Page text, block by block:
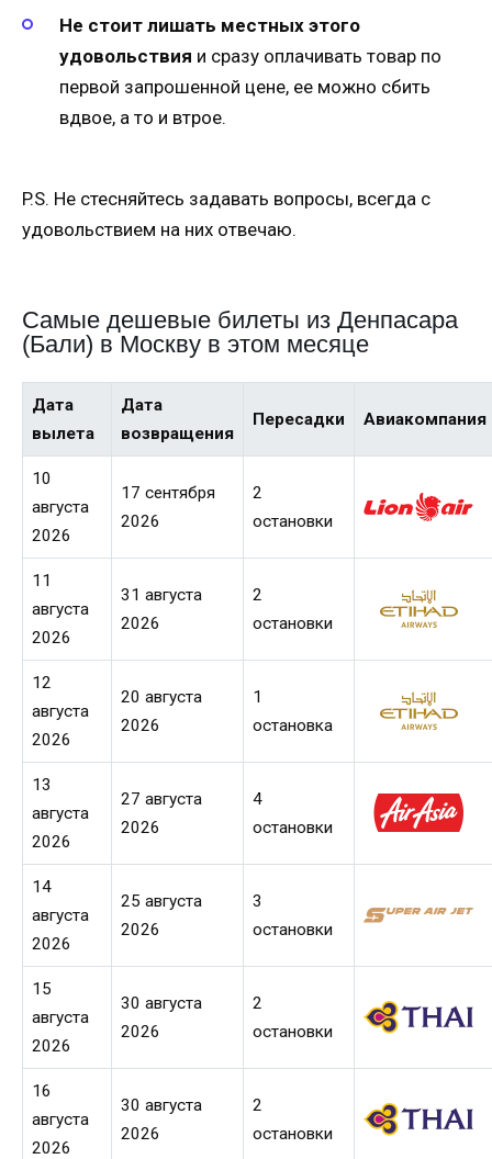
Не стоит лишать местных этого
удовольствия и сразу оплачивать товар по
первой запрошенной цене, ее можно сбить
вдвое, а то и втрое.
P.S. Не стесняйтесь задавать вопросы, всегда с
удовольствием на них отвечаю.
Самые дешевые билеты из Денпасара
(Бали) в Москву в этом месяце
Дата
вылета
Дата
возвращения
Пересадки Авиакомпания
10
августа
2026
17 сентября
2026
2
остановки
11
августа
2026
31 августа
2026
2
остановки
12
августа
2026
20 августа
2026
1
остановка
13
августа
2026
27 августа
2026
4
остановки
14
августа
2026
25 августа
2026
3
остановки
15
августа
2026
30 августа
2026
2
остановки
16
августа
2026
30 августа
2026
2
остановки